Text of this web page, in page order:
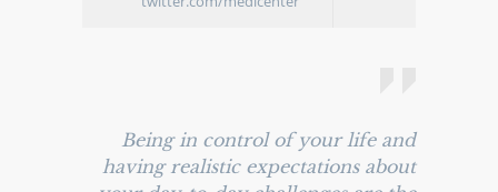
Being in control of your life and
having realistic expectations about